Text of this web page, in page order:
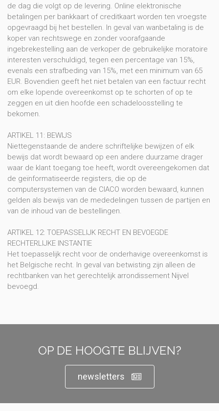
de dag die volgt op de levering. Online elektronische
betalingen per bankkaart of creditkaart worden ten vroegste
opgevraagd bij het bestellen. In geval van wanbetaling is de
koper van rechtswege en zonder voorafgaande
ingebrekestelling aan de verkoper de gebruikelijke moratoire
interesten verschuldigd, tegen een percentage van 15%,
evenals een strafbeding van 15%, met een minimum van 65
EUR. Bovendien geeft het niet betalen van een factuur recht
om elke lopende overeenkomst op te schorten of op te
zeggen en uit dien hoofde een schadeloosstelling te
bekomen.
ARTIKEL 11: BEWIJS
Niettegenstaande de andere schriftelijke bewijzen of elk
bewijs dat wordt bewaard op een andere duurzame drager
waar de klant toegang toe heeft, wordt overeengekomen dat
de geïnformatiseerde registers, die op de
computersystemen van de CIACO worden bewaard, kunnen
gelden als bewijs van de mededelingen tussen de partijen en
van de inhoud van de bestellingen.
ARTIKEL 12: TOEPASSELIJK RECHT EN BEVOEGDE
RECHTERLIJKE INSTANTIE
Het toepasselijk recht voor de onderhavige overeenkomst is
het Belgische recht. In geval van betwisting zijn alleen de
rechtbanken van het gerechtelijk arrondissement Nijvel
bevoegd.
OP DE HOOGTE BLIJVEN?
newsletters